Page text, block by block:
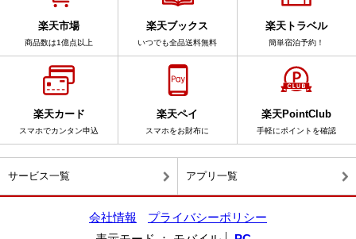
楽天市場
商品数は1億点以上
楽天ブックス
いつでも全品送料無料
楽天トラベル
簡単宿泊予約！
楽天カード
スマホでカンタン申込
楽天ペイ
スマホをお財布に
楽天PointClub
手軽にポイントを確認
サービス一覧 アプリ一覧
会社情報
プライバシーポリシー